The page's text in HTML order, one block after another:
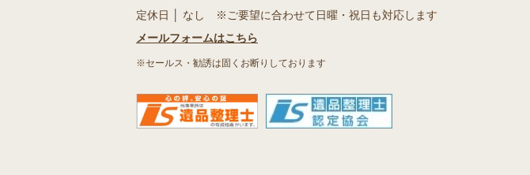
定休日 │ なし ※ご要望に合わせて日曜・祝日も対応します
メールフォームはこちら
※セールス・勧誘は固くお断りしております